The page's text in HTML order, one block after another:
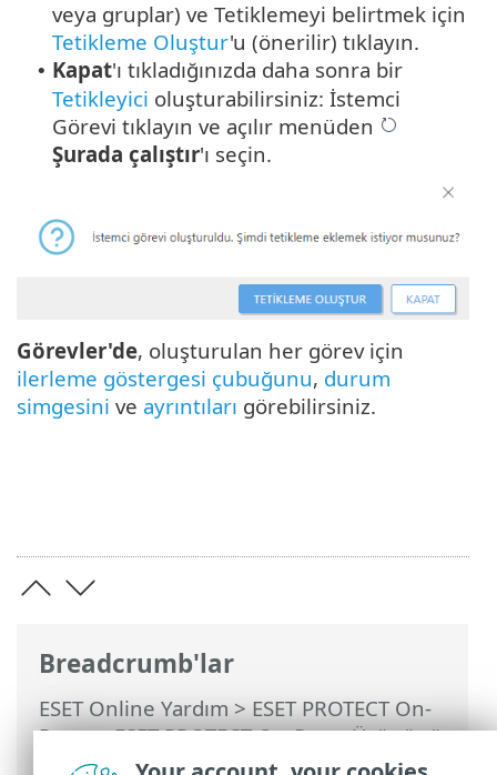
Breadcrumb'lar
ESET Online Yardım>ESET PROTECT On-
Prem>ESET PROTECT On-Prem Ürününü
Kullanma
>ESET PROTECT On-Prem Ana
veya gruplar) ve Tetiklemeyi belirtmek için
Tetikleme Oluştur'u (önerilir) tıklayın.
• Kapat'ı tıkladığınızda daha sonra bir
Tetikleyici oluşturabilirsiniz: İstemci
Görevi tıklayın ve açılır menüden
Şurada çalıştır'ı seçin.
Görevler'de, oluşturulan her görev için
ilerleme göstergesi çubuğunu, durum
simgesini ve ayrıntıları görebilirsiniz.